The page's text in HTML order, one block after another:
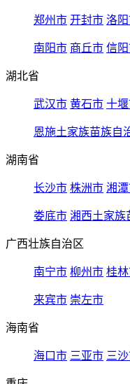
郑州市 开封市 洛
南阳市 商丘市 信
湖北省
武汉市 黄石市 十
恩施土家族苗族自
湖南省
长沙市 株洲市 湘
娄底市 湘西土家族
广西壮族自治区
南宁市 柳州市 桂
来宾市 崇左市
海南省
海口市 三亚市 三